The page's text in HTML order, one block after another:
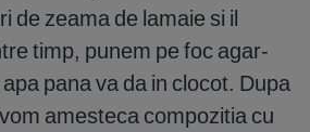
de zeama de lamaie si il
timp, punem pe foc agar-
pana va da in clocot. Dupa
amesteca compozitia cu